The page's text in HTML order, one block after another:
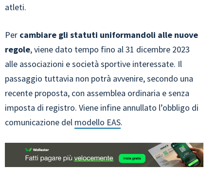
atleti.
Per cambiare gli statuti uniformandoli alle nuove
regole, viene dato tempo fino al 31 dicembre 2023
alle associazioni e società sportive interessate. Il
passaggio tuttavia non potrà avvenire, secondo una
recente proposta, con assemblea ordinaria e senza
imposta di registro. Viene infine annullato l’obbligo di
comunicazione del modello EAS.